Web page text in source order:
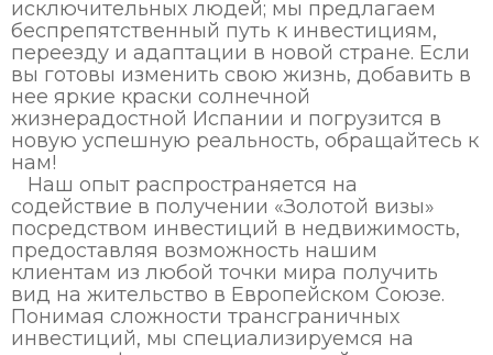
исключительных людей; мы предлагаем
беспрепятственный путь к инвестициям,
переезду и адаптации в новой стране. Если
вы готовы изменить свою жизнь, добавить в
нее яркие краски солнечной
жизнерадостной Испании и погрузится в
новую успешную реальность, обращайтесь к
нам!
Наш опыт распространяется на
содействие в получении «Золотой визы»
посредством инвестиций в недвижимость,
предоставляя возможность нашим
клиентам из любой точки мира получить
вид на жительство в Европейском Союзе.
Понимая сложности трансграничных
инвестиций, мы специализируемся на